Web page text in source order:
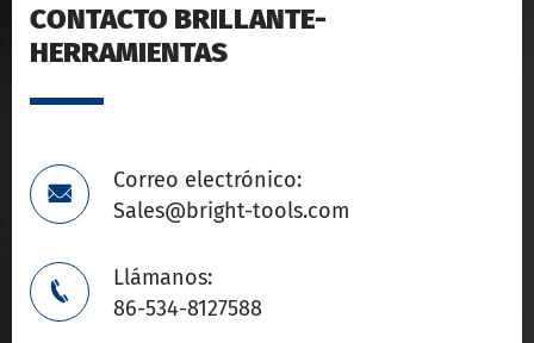
CONTACTO BRILLANTE-
HERRAMIENTAS

Correo electrónico:
Sales@bright-tools.com

Llámanos:
86-534-8127588